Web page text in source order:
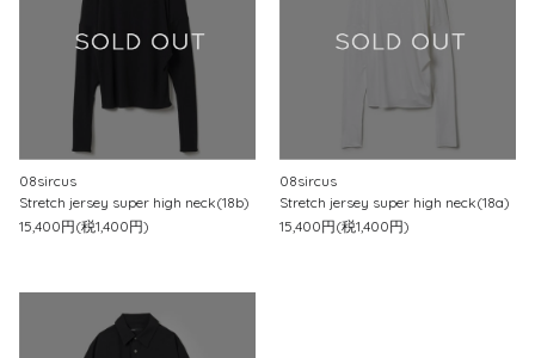
08sircus
Stretch jersey super high neck(18b)
15,400円(税1,400円)
08sircus
Stretch jersey super high neck(18a)
15,400円(税1,400円)